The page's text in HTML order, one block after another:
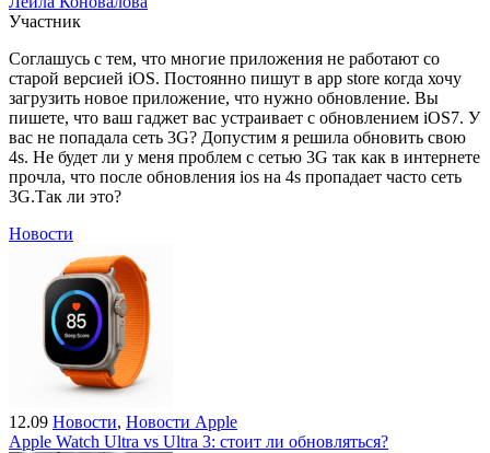
Участник
Соглашусь с тем, что многие приложения не работают со
старой версией iOS. Постоянно пишут в app store когда хочу
загрузить новое приложение, что нужно обновление. Вы
пишете, что ваш гаджет вас устраивает с обновлением iOS7. У
вас не попадала сеть 3G? Допустим я решила обновить свою
4s. Не будет ли у меня проблем с сетью 3G так как в интернете
прочла, что после обновления ios на 4s пропадает часто сеть
3G.Так ли это?
Новости
12.09 Новости, Новости Apple
Apple Watch Ultra vs Ultra 3: стоит ли обновляться?